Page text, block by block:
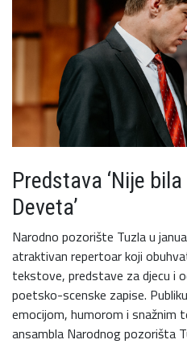
Predstava ‘Nije
Deveta’
Narodno pozorište Tuzla u
atraktivan repertoar koji
tekstove, predstave za djecu i
poetsko-scenske zapise.
emocijom, humorom i snažnim
ansambla Narodnog pozorišta